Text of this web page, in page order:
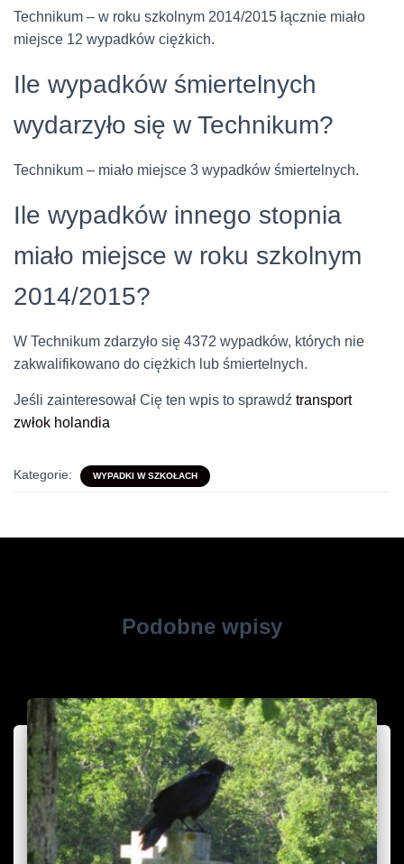
Technikum – w roku szkolnym 2014/2015 łącznie miało
miejsce 12 wypadków ciężkich.
Ile wypadków śmiertelnych
wydarzyło się w Technikum?
Technikum – miało miejsce 3 wypadków śmiertelnych.
Ile wypadków innego stopnia
miało miejsce w roku szkolnym
2014/2015?
W Technikum zdarzyło się 4372 wypadków, których nie
zakwalifikowano do ciężkich lub śmiertelnych.
Jeśli zainteresował Cię ten wpis to sprawdź transport
zwłok holandia
Kategorie: WYPADKI W SZKOŁACH
Podobne wpisy